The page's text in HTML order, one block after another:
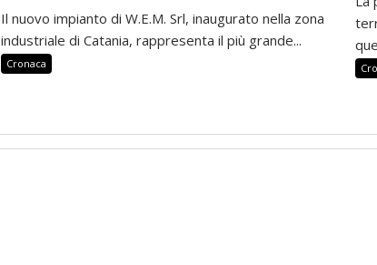
Il nuovo impianto di W.E.M. Srl, inaugurato nella zona
industriale di Catania, rappresenta il più grande...
Cronaca